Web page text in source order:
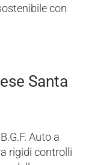
con
Santa
Auto a
rigidi controlli